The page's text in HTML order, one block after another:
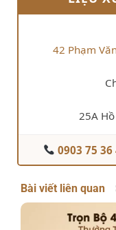
42 Phạm
25A
0903 75 36
Bài viết liên quan